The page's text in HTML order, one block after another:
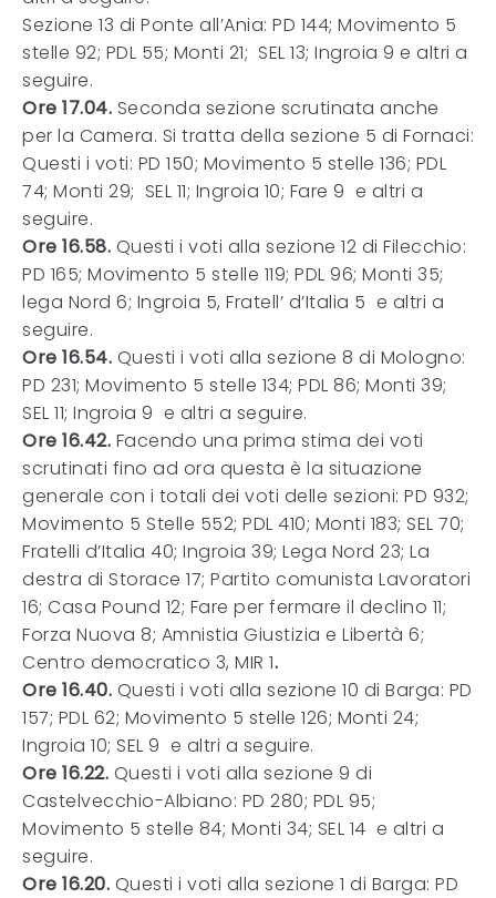
Sezione 13 di Ponte all’Ania: PD 144; Movimento 5
stelle 92; PDL 55; Monti 21; SEL 13; Ingroia 9 e altri a
seguire.
Ore 17.04. Seconda sezione scrutinata anche
per la Camera. Si tratta della sezione 5 di Fornaci:
Questi i voti: PD 150; Movimento 5 stelle 136; PDL
74; Monti 29; SEL 11; Ingroia 10; Fare 9 e altri a
seguire.
Ore 16.58. Questi i voti alla sezione 12 di Filecchio:
PD 165; Movimento 5 stelle 119; PDL 96; Monti 35;
lega Nord 6; Ingroia 5, Fratell’ d’Italia 5 e altri a
seguire.
Ore 16.54. Questi i voti alla sezione 8 di Mologno:
PD 231; Movimento 5 stelle 134; PDL 86; Monti 39;
SEL 11; Ingroia 9 e altri a seguire.
Ore 16.42. Facendo una prima stima dei voti
scrutinati fino ad ora questa è la situazione
generale con i totali dei voti delle sezioni: PD 932;
Movimento 5 Stelle 552; PDL 410; Monti 183; SEL 70;
Fratelli d’Italia 40; Ingroia 39; Lega Nord 23; La
destra di Storace 17; Partito comunista Lavoratori
16; Casa Pound 12; Fare per fermare il declino 11;
Forza Nuova 8; Amnistia Giustizia e Libertà 6;
Centro democratico 3, MIR 1.
Ore 16.40. Questi i voti alla sezione 10 di Barga: PD
157; PDL 62; Movimento 5 stelle 126; Monti 24;
Ingroia 10; SEL 9 e altri a seguire.
Ore 16.22. Questi i voti alla sezione 9 di
Castelvecchio-Albiano: PD 280; PDL 95;
Movimento 5 stelle 84; Monti 34; SEL 14 e altri a
seguire.
Ore 16.20. Questi i voti alla sezione 1 di Barga: PD